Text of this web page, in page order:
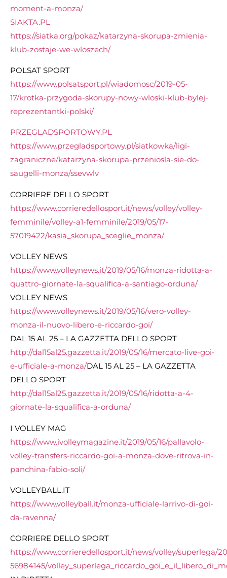
moment-a-monza/
SIAKTA.PL
https://siatka.org/pokaz/katarzyna-skorupa-zmienia-
klub-zostaje-we-wloszech/
POLSAT SPORT
https://www.polsatsport.pl/wiadomosc/2019-05-
17/krotka-przygoda-skorupy-nowy-wloski-klub-bylej-
reprezentantki-polski/
PRZEGLADSPORTOWY.PL
https://www.przegladsportowy.pl/siatkowka/ligi-
zagraniczne/katarzyna-skorupa-przeniosla-sie-do-
saugelli-monza/ssevwlv
CORRIERE DELLO SPORT
https://www.corrieredellosport.it/news/volley/volley-
femminile/volley-a1-femminile/2019/05/17-
57019422/kasia_skorupa_sceglie_monza/
VOLLEY NEWS
https://www.volleynews.it/2019/05/16/monza-ridotta-a-
quattro-giornate-la-squalifica-a-santiago-orduna/
VOLLEY NEWS
https://www.volleynews.it/2019/05/16/vero-volley-
monza-il-nuovo-libero-e-riccardo-goi/
DAL 15 AL 25 – LA GAZZETTA DELLO SPORT
http://dal15al25.gazzetta.it/2019/05/16/mercato-live-goi-
e-ufficiale-a-monza/DAL 15 AL 25 – LA GAZZETTA
DELLO SPORT
http://dal15al25.gazzetta.it/2019/05/16/ridotta-a-4-
giornate-la-squalifica-a-orduna/
I VOLLEY MAG
https://www.ivolleymagazine.it/2019/05/16/pallavolo-
volley-transfers-riccardo-goi-a-monza-dove-ritrova-in-
panchina-fabio-soli/
VOLLEYBALL.IT
https://www.volleyball.it/monza-ufficiale-larrivo-di-goi-
da-ravenna/
CORRIERE DELLO SPORT
https://www.corrieredellosport.it/news/volley/superlega/
56984145/